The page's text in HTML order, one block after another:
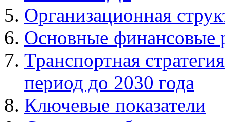
Организационная
Основные финансовые
Транспортная
период до 2030 года
Ключевые показатели